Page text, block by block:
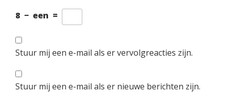
8 − een =
Stuur mij een e-mail als er vervolgreacties zijn.
Stuur mij een e-mail als er nieuwe berichten zijn.